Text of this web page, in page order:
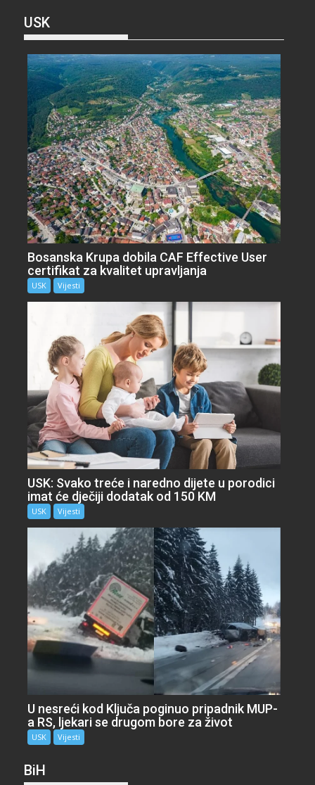
USK
Bosanska Krupa dobila CAF Effective User
certifikat za kvalitet upravljanja
USK Vijesti
USK: Svako treće i naredno dijete u porodici
imat će dječiji dodatak od 150 KM
USK Vijesti
U nesreći kod Ključa poginuo pripadnik MUP-
a RS, ljekari se drugom bore za život
USK Vijesti
BiH